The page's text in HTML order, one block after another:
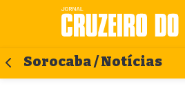
Sorocaba / Notícias